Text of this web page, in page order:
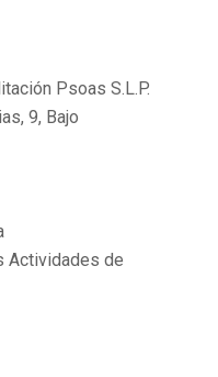
Psoas S.L.P.
9, Bajo
Actividades de